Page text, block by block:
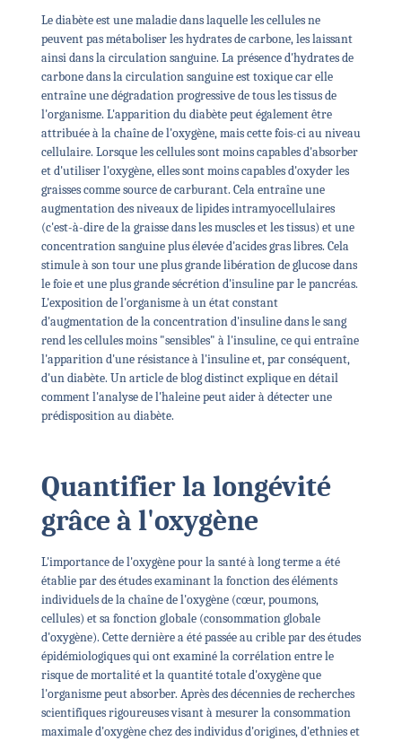
Le diabète est une maladie dans laquelle les cellules ne
peuvent pas métaboliser les hydrates de carbone, les laissant
ainsi dans la circulation sanguine. La présence d'hydrates de
carbone dans la circulation sanguine est toxique car elle
entraîne une dégradation progressive de tous les tissus de
l'organisme. L'apparition du diabète peut également être
attribuée à la chaîne de l'oxygène, mais cette fois-ci au niveau
cellulaire. Lorsque les cellules sont moins capables d'absorber
et d'utiliser l'oxygène, elles sont moins capables d'oxyder les
graisses comme source de carburant. Cela entraîne une
augmentation des niveaux de lipides intramyocellulaires
(c'est-à-dire de la graisse dans les muscles et les tissus) et une
concentration sanguine plus élevée d'acides gras libres. Cela
stimule à son tour une plus grande libération de glucose dans
le foie et une plus grande sécrétion d'insuline par le pancréas.
L'exposition de l'organisme à un état constant
d'augmentation de la concentration d'insuline dans le sang
rend les cellules moins "sensibles" à l'insuline, ce qui entraîne
l'apparition d'une résistance à l'insuline et, par conséquent,
d'un diabète. Un article de blog distinct explique en détail
comment l'analyse de l'haleine peut aider à détecter une
prédisposition au diabète.
Quantifier la longévité
grâce à l'oxygène
L'importance de l'oxygène pour la santé à long terme a été
établie par des études examinant la fonction des éléments
individuels de la chaîne de l'oxygène (cœur, poumons,
cellules) et sa fonction globale (consommation globale
d'oxygène). Cette dernière a été passée au crible par des études
épidémiologiques qui ont examiné la corrélation entre le
risque de mortalité et la quantité totale d'oxygène que
l'organisme peut absorber. Après des décennies de recherches
scientifiques rigoureuses visant à mesurer la consommation
maximale d'oxygène chez des individus d'origines, d'ethnies et